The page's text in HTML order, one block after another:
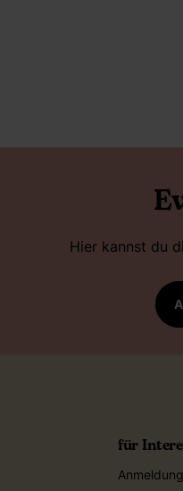
Hier kannst du
für
Anmeldung